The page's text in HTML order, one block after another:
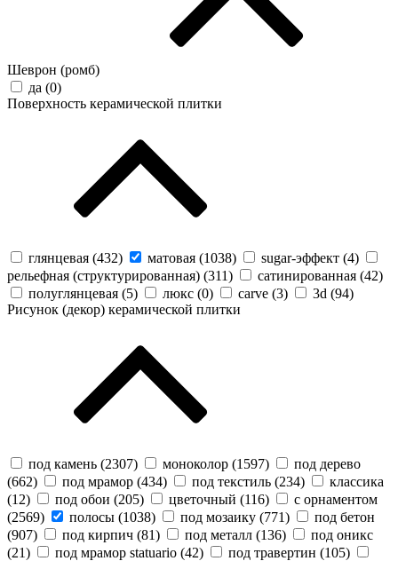
Шеврон (ромб)
да (0)
Поверхность керамической плитки
глянцевая (432) матовая (1038) sugar-эффект (4)
рельефная (структурированная) (311) сатинированная (42)
полуглянцевая (5) люкс (0) carve (3) 3d (94)
Рисунок (декор) керамической плитки
под камень (2307) моноколор (1597)
под дерево
(662) под мрамор (434) под текстиль (234)
классика
(12) под обои (205) цветочный (116)
с орнаментом
(2569) полосы (1038) под мозаику (771)
под бетон
(907) под кирпич (81) под металл (136)
под оникс
(21) под мрамор statuario (42) под травертин (105)